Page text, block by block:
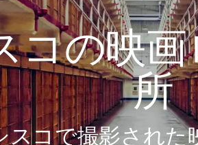
コの映
所
スコで撮影され